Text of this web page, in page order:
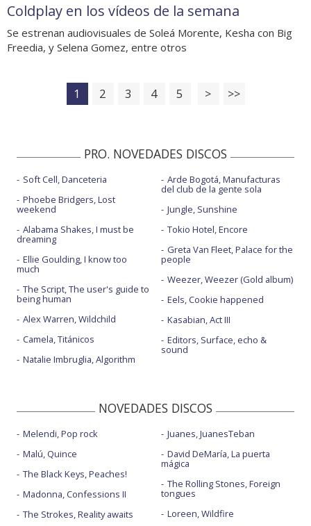
Coldplay en los vídeos de la semana
Se estrenan audiovisuales de Soleá Morente, Kesha con Big
Freedia, y Selena Gomez, entre otros
1 2 3 4 5 > >>
PRO. NOVEDADES DISCOS
Soft Cell, Danceteria
Phoebe Bridgers, Lost
weekend
Alabama Shakes, I must be
dreaming
Ellie Goulding, I know too
much
The Script, The user's guide to
being human
Alex Warren, Wildchild
Camela, Titánicos
Natalie Imbruglia, Algorithm
Arde Bogotá, Manufacturas
del club de la gente sola
Jungle, Sunshine
Tokio Hotel, Encore
Greta Van Fleet, Palace for the
people
Weezer, Weezer (Gold album)
Eels, Cookie happened
Kasabian, Act III
Editors, Surface, echo &
sound
NOVEDADES DISCOS
Melendi, Pop rock
Malú, Quince
The Black Keys, Peaches!
Madonna, Confessions II
The Strokes, Reality awaits
Juanes, JuanesTeban
David DeMaría, La puerta
mágica
The Rolling Stones, Foreign
tongues
Loreen, Wildfire